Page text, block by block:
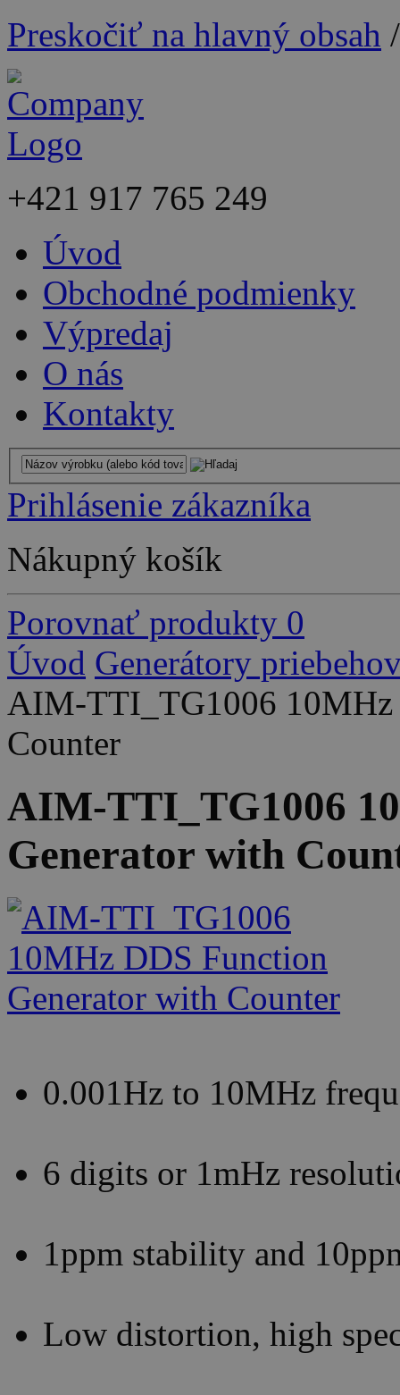
Preskočiť na hlavný obsah
+421 917 765 249
Úvod
Obchodné podmienky
Výpredaj
O nás
Kontakty
Prihlásenie zákazníka
Nákupný košík
Porovnať produkty 0
Úvod Generátory
AIM-TTI_TG1006 10MHz
Counter
AIM-TTI_TG1006
Generator with
0.001Hz to 10MHz
6 digits or 1mHz
1ppm stability and
Low distortion, high